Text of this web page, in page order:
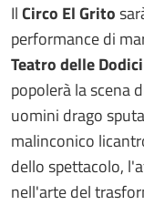
IlCirco El Grito
performance di
Teatro delle
popolerà la scena
uomini drago
malinconico
dello spettacolo,
nell'arte del